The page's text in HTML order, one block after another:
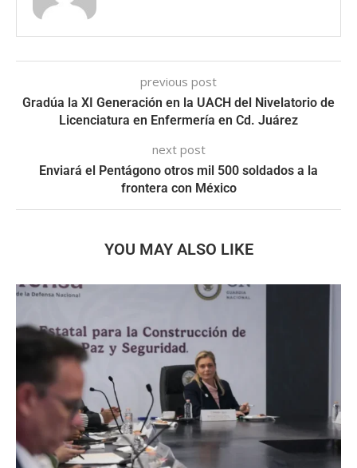
previous post
Gradúa la XI Generación en la UACH del Nivelatorio de
Licenciatura en Enfermería en Cd. Juárez
next post
Enviará el Pentágono otros mil 500 soldados a la
frontera con México
YOU MAY ALSO LIKE